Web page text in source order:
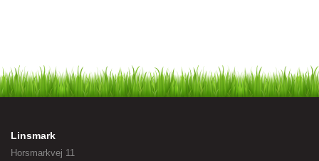
Linsmark
Horsmarkvej 11